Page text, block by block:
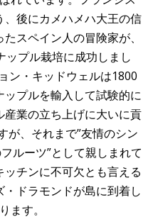
後にカメハメハ大王の信
スペイン人の冒険家が、
ップル栽培に成功しまし
ン・キッドウェルは1800
プルを輸入して試験的に
業の立ち上げに大いに貢
が、それまで”友情のシン
ルーツ”として親しまれて
チンに不可欠とも言える
ドラモンドが島に到着し
ます。